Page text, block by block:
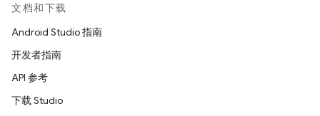
文档和下载
Android Studio 指南
开发者指南
API 参考
下载 Studio